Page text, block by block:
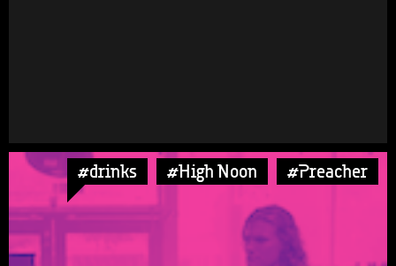
#drinks #High Noon #Preacher